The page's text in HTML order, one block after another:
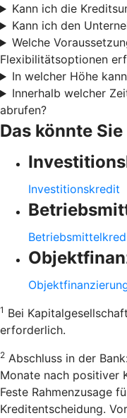
Kann ich die
Kann ich den
Welche
Flexibilitätsoptionen
In welcher Höhe
Innerhalb welcher
abrufen?
Das könnte
Investitionskredit
1 Bei
erforderlich.
2 Abschluss in der
Monate nach positiver
Feste Rahmenzusage
Kreditentscheidung.